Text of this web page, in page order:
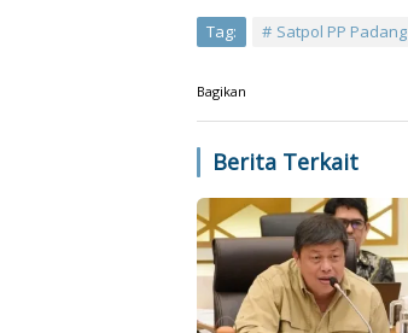
Tag: Satpol PP Padang
Bagikan
Berita Terkait